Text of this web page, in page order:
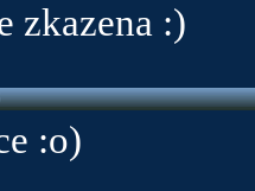
zkazena :)
:o)